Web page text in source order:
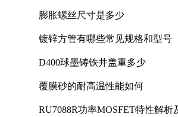
膨胀螺丝尺寸是多少
镀锌方管有哪些常见规格和型号
D400球墨铸铁井盖重多少
覆膜砂的耐高温性能如何
RU7088R功率MOSFET特性解析